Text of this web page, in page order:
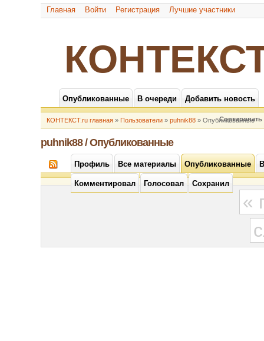
Главная Войти Регистрация Лучшие участники
Опубликованные В очереди Добавить новость
КОНТЕКСТ.ru главная » Пользователи » puhnik88 » Опубликованные
puhnik88 / Опубликованные
Профиль Все материалы Опубликованные
Комментировал Голосовал Сохранил
«